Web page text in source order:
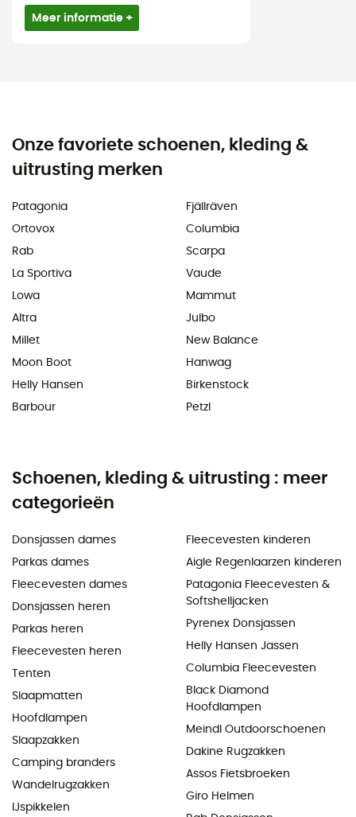
Meer informatie +
Onze favoriete schoenen, kleding &
uitrusting merken
Patagonia
Ortovox
Rab
La Sportiva
Lowa
Altra
Millet
Moon Boot
Helly Hansen
Barbour
Fjällräven
Columbia
Scarpa
Vaude
Mammut
Julbo
New Balance
Hanwag
Birkenstock
Petzl
Schoenen, kleding & uitrusting : meer
categorieën
Donsjassen dames
Parkas dames
Fleecevesten dames
Donsjassen heren
Parkas heren
Fleecevesten heren
Tenten
Slaapmatten
Hoofdlampen
Slaapzakken
Camping branders
Wandelrugzakken
IJspikkelen
Fleecevesten kinderen
Aigle Regenlaarzen kinderen
Patagonia Fleecevesten &
Softshelljacken
Pyrenex Donsjassen
Helly Hansen Jassen
Columbia Fleecevesten
Black Diamond
Hoofdlampen
Meindl Outdoorschoenen
Dakine Rugzakken
Assos Fietsbroeken
Giro Helmen